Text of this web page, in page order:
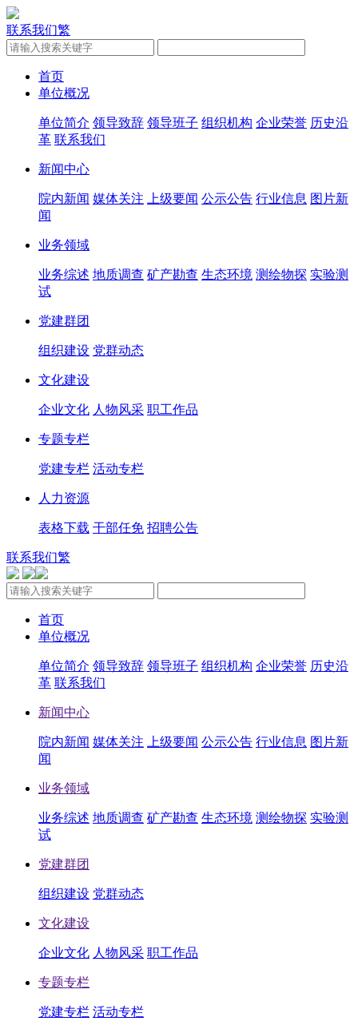
联系我们繁
首页
单位概况
单位简介 领导致辞 领导班子 组织机构 企业荣誉 历史沿
革 联系我们
新闻中心
院内新闻 媒体关注 上级要闻 公示公告 行业信息 图片新
闻
业务领域
业务综述 地质调查 矿产勘查 生态环境 测绘物探 实验测
试
党建群团
组织建设 党群动态
文化建设
企业文化 人物风采 职工作品
专题专栏
党建专栏 活动专栏
人力资源
表格下载 干部任免 招聘公告
联系我们繁
首页
单位概况
单位简介 领导致辞 领导班子 组织机构 企业荣誉 历史沿
革 联系我们
新闻中心
院内新闻 媒体关注 上级要闻 公示公告 行业信息 图片新
闻
业务领域
业务综述 地质调查 矿产勘查 生态环境 测绘物探 实验测
试
党建群团
组织建设 党群动态
文化建设
企业文化 人物风采 职工作品
专题专栏
党建专栏 活动专栏